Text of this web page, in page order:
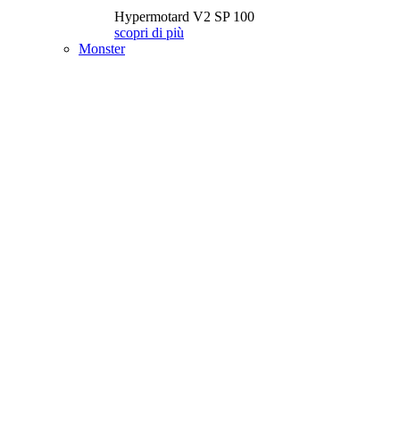
Hypermotard V2 SP 100
scopri di più
Monster